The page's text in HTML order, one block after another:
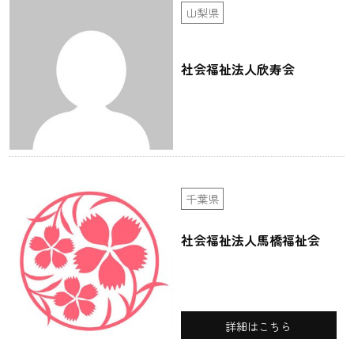
山梨県
社会福祉法人欣寿会
千葉県
社会福祉法人馬橋福祉会
詳細はこちら